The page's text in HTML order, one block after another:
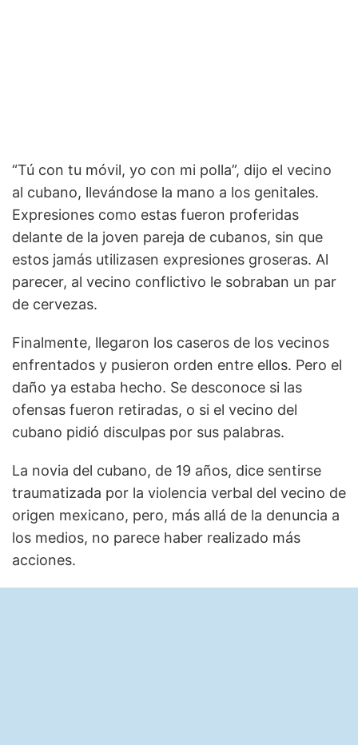
“Tú con tu móvil, yo con mi polla”, dijo el vecino
al cubano, llevándose la mano a los genitales.
Expresiones como estas fueron proferidas
delante de la joven pareja de cubanos, sin que
estos jamás utilizasen expresiones groseras. Al
parecer, al vecino conflictivo le sobraban un par
de cervezas.
Finalmente, llegaron los caseros de los vecinos
enfrentados y pusieron orden entre ellos. Pero el
daño ya estaba hecho. Se desconoce si las
ofensas fueron retiradas, o si el vecino del
cubano pidió disculpas por sus palabras.
La novia del cubano, de 19 años, dice sentirse
traumatizada por la violencia verbal del vecino de
origen mexicano, pero, más allá de la denuncia a
los medios, no parece haber realizado más
acciones.